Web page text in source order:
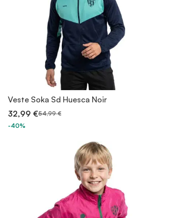
Veste Soka Sd Huesca Noir
32,99 €54,99 €
-40%